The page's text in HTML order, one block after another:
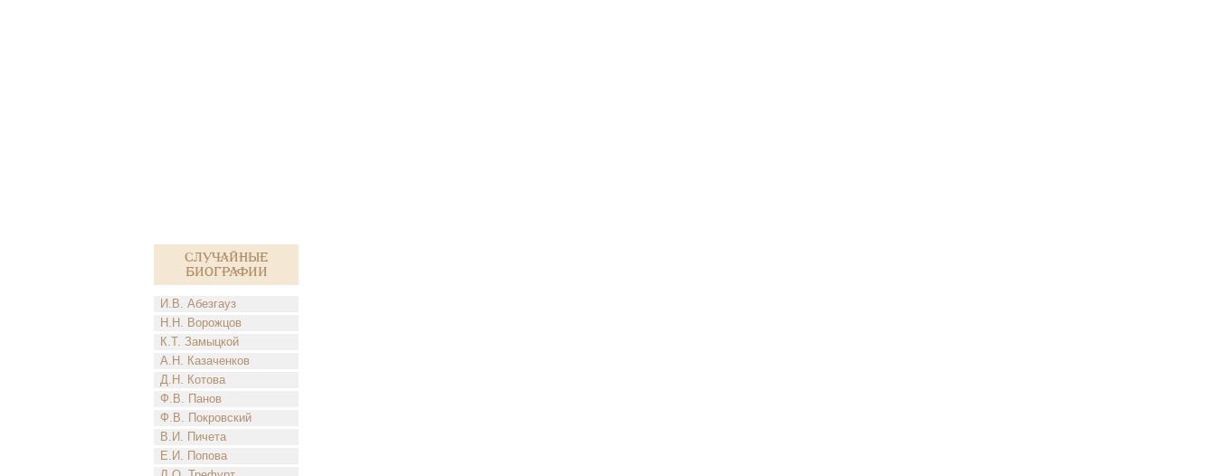
Случайные
биографии
И.В. Абезгауз
Н.Н. Ворожцов
К.Т. Замыцкой
А.Н. Казаченков
Д.Н. Котова
Ф.В. Панов
Ф.В. Покровский
В.И. Пичета
Е.И. Попова